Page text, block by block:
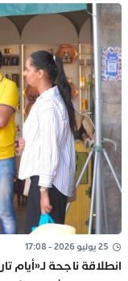
25 يوليو 2026 - 17:08
انطلاقة ناجحة لـ«أيام